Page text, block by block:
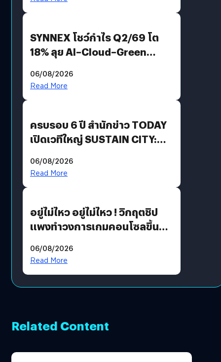
SYNNEX โชว์กำไร Q2/69 โต
18% ลุย AI–Cloud–Green
Revenue เร่งเครื่อง New
06/08/2026
Read More
ครบรอบ 6 ปี สำนักข่าว TODAY
เปิดเวทีใหญ่ SUSTAIN CITY:
แนวทางปรับตัวสู่เศรษฐกิจสี
06/08/2026
Read More
อยู่ไม่ไหว อยู่ไม่ไหว ! วิกฤตชิป
แพงทำวงการเกมคอนโซลขึ้น
?
06/08/2026
Read More
Related Content